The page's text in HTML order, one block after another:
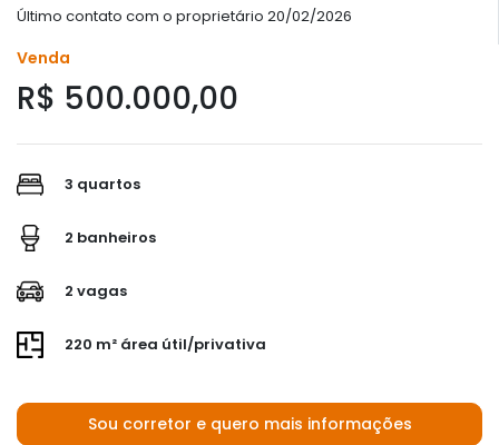
Último contato com o proprietário 20/02/2026
Venda
R$ 500.000,00
3 quartos
2 banheiros
2 vagas
220 m² área útil/privativa
Sou corretor e quero mais informações